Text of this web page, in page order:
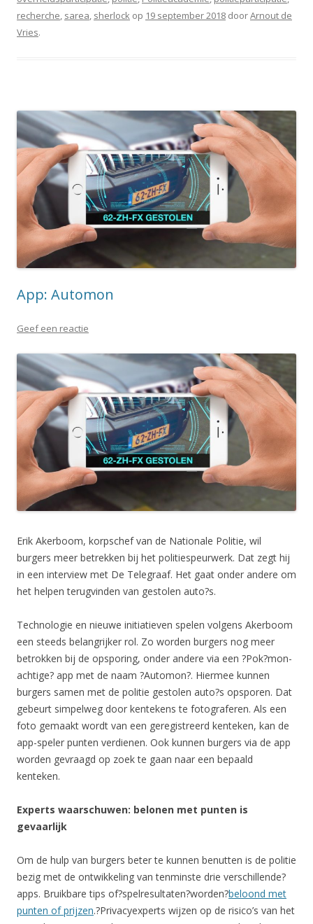
recherche, sarea, sherlock op 19 september 2018 doorArnout de
Vries.
App: Automon
Geef een reactie
Erik Akerboom, korpschef van de Nationale Politie, wil
burgers meer betrekken bij het politiespeurwerk. Dat zegt hij
in een interview met De Telegraaf. Het gaat onder andere om
het helpen terugvinden van gestolen auto?s.
Technologie en nieuwe initiatieven spelen volgens Akerboom
een steeds belangrijker rol. Zo worden burgers nog meer
betrokken bij de opsporing, onder andere via een ?Pok?mon-
achtige? app met de naam ?Automon?. Hiermee kunnen
burgers samen met de politie gestolen auto?s opsporen. Dat
gebeurt simpelweg door kentekens te fotograferen. Als een
foto gemaakt wordt van een geregistreerd kenteken, kan de
app-speler punten verdienen. Ook kunnen burgers via de app
worden gevraagd op zoek te gaan naar een bepaald
kenteken.
Experts waarschuwen: belonen met punten is
gevaarlijk
Om de hulp van burgers beter te kunnen benutten is de politie
bezig met de ontwikkeling van tenminste drie verschillende?
apps. Bruikbare tips of?spelresultaten?worden?beloond met
punten of prijzen.?Privacyexperts wijzen op de risico’s van het